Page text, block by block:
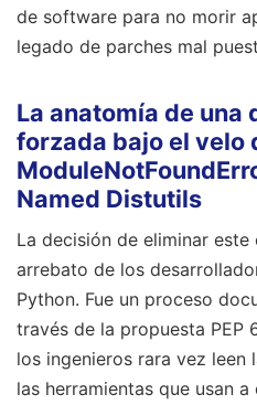
de software para no morir
legado de parches mal
La anatomía de una
forzada bajo el velo
Named Distutils
La decisión de eliminar
arrebato de los
Python. Fue un proceso
través de la propuesta PEP
los ingenieros rara vez leen
las herramientas que usan